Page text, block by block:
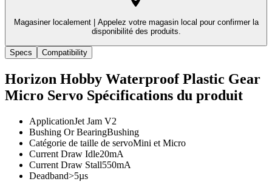
Magasiner localement |
Appelez votre magasin local pour confirmer la
disponibilité des produits.
Specs Compatibility
Horizon Hobby Waterproof Plastic Gear
Micro Servo Spécifications du produit
ApplicationJet Jam V2
Bushing Or BearingBushing
Catégorie de taille de servoMini et Micro
Current Draw Idle20mA
Current Draw Stall550mA
Deadband>5µs